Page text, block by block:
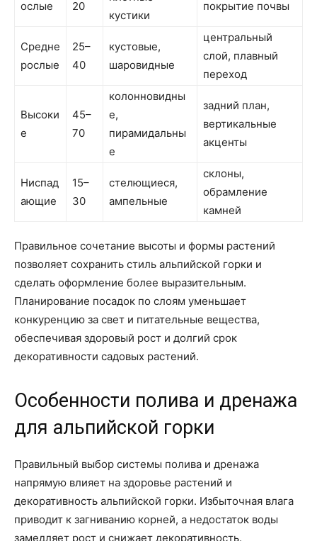
ослые
20
кустики
покрытие почвы
Средне
рослые
25–
40
кустовые,
шаровидные
центральный
слой, плавный
переход
Высоки
е
45–
70
колонновидны
е,
пирамидальны
е
задний план,
вертикальные
акценты
Ниспад
ающие
15–
30
стелющиеся,
ампельные
склоны,
обрамление
камней
Правильное сочетание высоты и формы растений
позволяет сохранить стиль альпийской горки и
сделать оформление более выразительным.
Планирование посадок по слоям уменьшает
конкуренцию за свет и питательные вещества,
обеспечивая здоровый рост и долгий срок
декоративности садовых растений.
Особенности полива и дренажа
для альпийской горки
Правильный выбор системы полива и дренажа
напрямую влияет на здоровье растений и
декоративность альпийской горки. Избыточная влага
приводит к загниванию корней, а недостаток воды
замедляет рост и снижает декоративность.